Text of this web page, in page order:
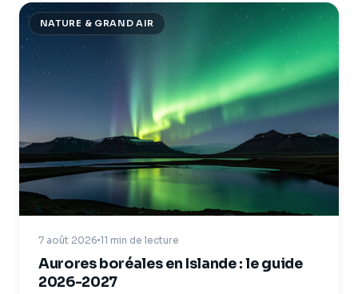
NATURE & GRAND AIR
7 août 2026 11 min de lecture
Aurores boréales en Islande : le guide
2026-2027